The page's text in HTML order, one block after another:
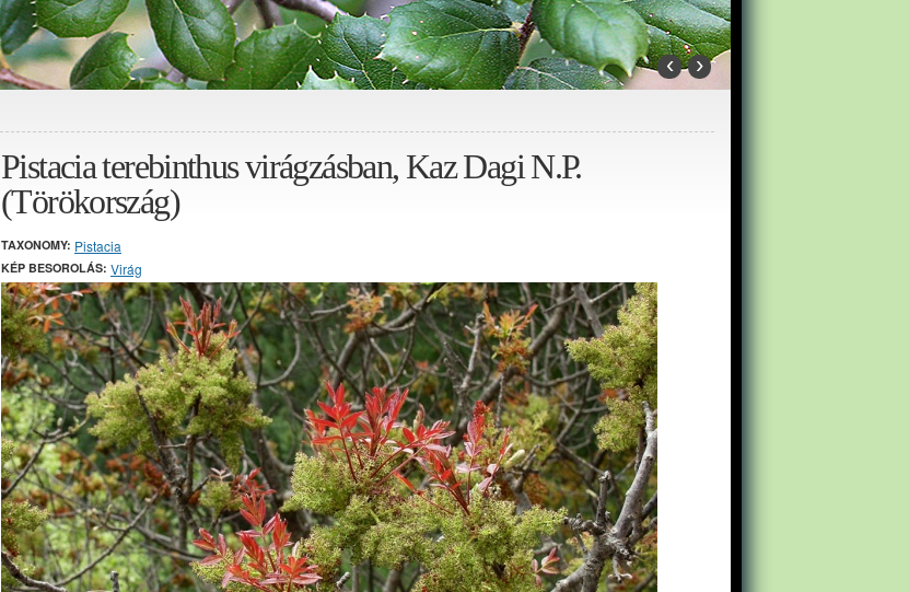
‹ ›
Pistacia terebinthus virágzásban, Kaz Dagi N.P.
(Törökország)
TAXONOMY: Pistacia
KÉP BESOROLÁS: Virág